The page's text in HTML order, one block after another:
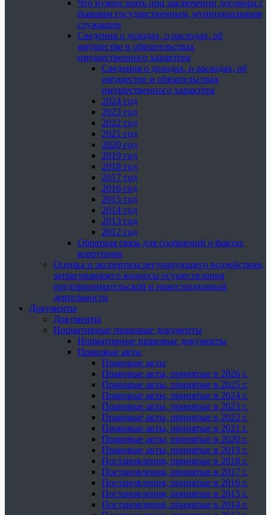
Что нужно знать при заключении договора с
бывшим государственным, муниципальным
служащим
Сведения о доходах, о расходах, об
имуществе и обязательствах
имущественного характера
Сведения о доходах, о расходах, об
имуществе и обязательствах
имущественного характера
2024 год
2023 год
2022 год
2021 год
2020 год
2019 год
2018 год
2017 год
2016 год
2015 год
2014 год
2013 год
2012 год
Обратная связь для сообщений о фактах
коррупции
Оценка и экспертиза регулирующего воздействия,
затрагивающего вопросы осуществления
предпринимательской и инвестиционной
деятельности
Документы
Документы
Нормативные правовые документы
Нормативные правовые документы
Правовые акты
Правовые акты
Правовые акты, принятые в 2026 г.
Правовые акты, принятые в 2025 г.
Правовые акты, принятые в 2024 г.
Правовые акты, принятые в 2023 г.
Правовые акты, принятые в 2022 г.
Правовые акты, принятые в 2021 г.
Правовые акты, принятые в 2020 г.
Правовые акты, принятые в 2019 г.
Постановления, принятые в 2018 г.
Постановления, принятые в 2017 г.
Постановления, принятые в 2016 г.
Постановления, принятые в 2015 г.
Постановления, принятые в 2014 г.